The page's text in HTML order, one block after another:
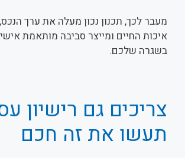
מעבר לכך, תכנון נכון מעלה את ערך
איכות החיים ומייצר סביבה מותאמת
בשגרה שלכם.
צריכים גם רישיון
תעשו את זה חכם